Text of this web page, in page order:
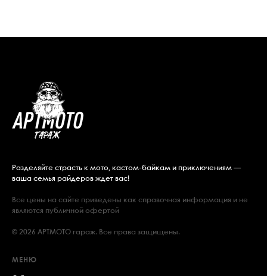
Разделяйте страсть к мото, кастом-байкам и приключениям —
ваша семья райдеров ждет вас!
Все цены на сайте приведены как справочная информация и не
являются публичной офертой
© 2026 АРТМОТО гараж. Все права защищены.
МЕНЮ